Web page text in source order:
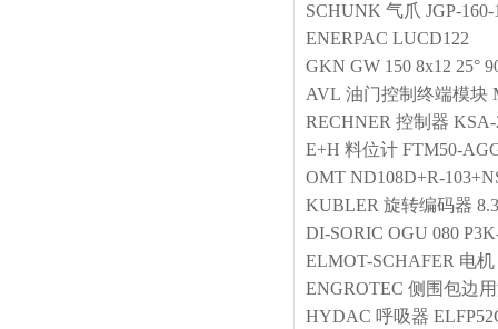
SCHUNK 气爪 JGP-160-
ENERPAC LUCD122
GKN GW 150 8x12 25°
AVL 油门控制终端模块
RECHNER 控制器 KSA-
E+H 料位计 FTM50-
OMT ND108D+R-
KUBLER 旋转编码器
DI-SORIC OGU 080
ELMOT-SCHAFER 电机
ENGROTEC 侧围包边
HYDAC 呼吸器